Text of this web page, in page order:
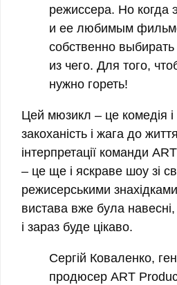
режиссера. Но когда
и ее любимым
собственно
из чего. Для того,
нужно гореть!
Цей мюзикл – це комедія
закоханість і жага до
інтерпретації команди
– це ще і яскраве шоу зі
режисерськими
вистава вже була
і зараз буде цікаво.
Сергій Коваленко,
продюсер ART